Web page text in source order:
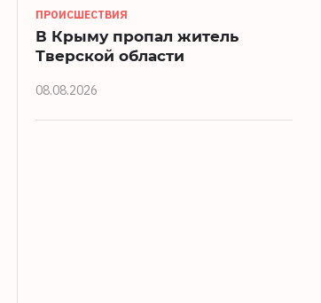
ПРОИСШЕСТВИЯ
В Крыму пропал житель
Тверской области
08.08.2026